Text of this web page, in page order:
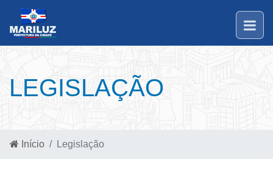
LEGISLAÇÃO
Início Legislação